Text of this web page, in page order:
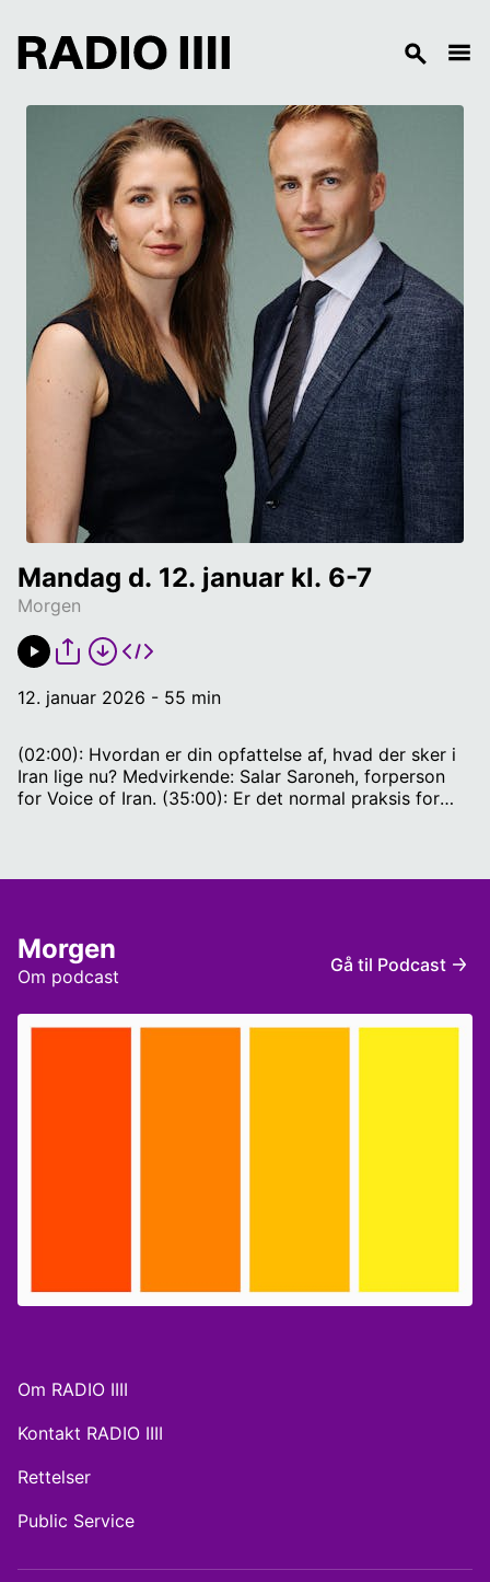
Morgen
Mandag d. 12. januar kl. 6-7
12. januar 2026 - 55 min
(02:00): Hvordan er din opfattelse af, hvad der sker i
Iran lige nu? Medvirkende: Salar Saroneh, forperson
for Voice of Iran. (35:00): Er det normal praksis for
udenrigspolitik. (41:00): Hvornår giver det mening at
seniorforsker i udenrigspolitik og diplomati ved DIIS.
Værter: Anne Phillipsen og Nicolai Dandanell.
Om podcast
Morgen Gå til Podcast
Om RADIO IIII
Kontakt RADIO IIII
Rettelser
Public Service